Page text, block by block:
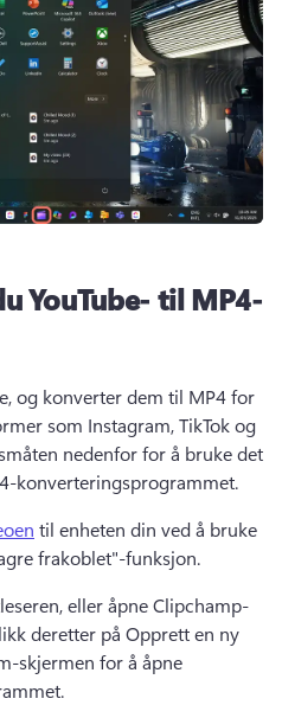
YouTube- til MP4-
og konverter dem til MP4 for
som Instagram, TikTok og
nedenfor for å bruke det
konverteringsprogrammet.
til enheten din ved å bruke
frakoblet"-funksjon.
eller åpne Clipchamp-
deretter på Opprett en ny
skjermen for å åpne